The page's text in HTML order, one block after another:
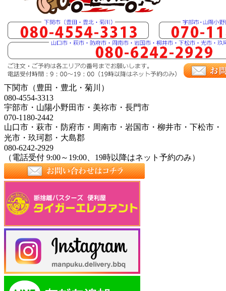
下関市（豊田・豊北・菊川）
080-4554-3313
宇部市・山陽小野田市・美祢市・長門市
070-1180-2442
山口市・萩市・防府市・周南市・岩国市・柳井市・下松市・
光市・玖珂郡・大島郡
080-6242-2929
（電話受付 9:00～19:00、19時以降はネット予約のみ）